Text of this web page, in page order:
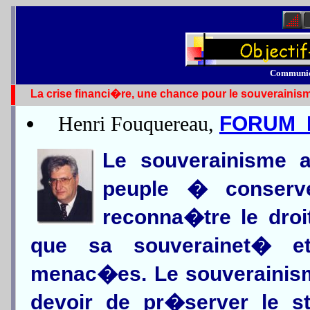
La crise financi�re, une chance pour le
Henri Fouquereau, FORUM
Le
peuple �
reconna�tre le
que sa souverainet�
menac�es. Le
devoir de pr�server le